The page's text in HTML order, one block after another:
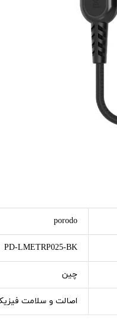
porodo
PD-LMETRP025-BK
چین
اصالت و سلامت